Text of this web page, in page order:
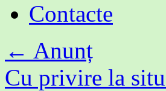
Contacte
← Anunț
Cu privire la